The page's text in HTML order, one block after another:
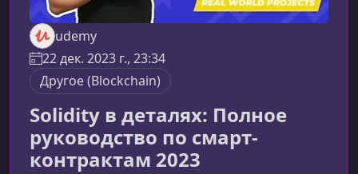
udemy
22 дек. 2023 г., 23:34
Другоe (Blockchain)
Solidity в деталях: Полное
руководство по смарт-
контрактам 2023